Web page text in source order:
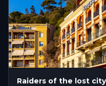
Raiders of the lost